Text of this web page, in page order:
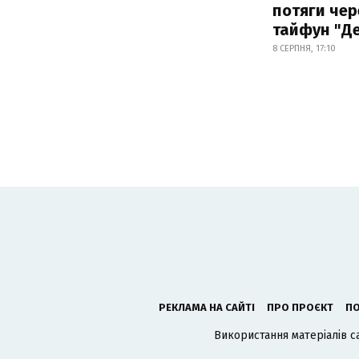
потяги
тайфун
8 СЕРПНЯ, 17:10
РЕКЛАМА НА САЙТІ ПРО ПРОЄКТ
Використання матеріалів